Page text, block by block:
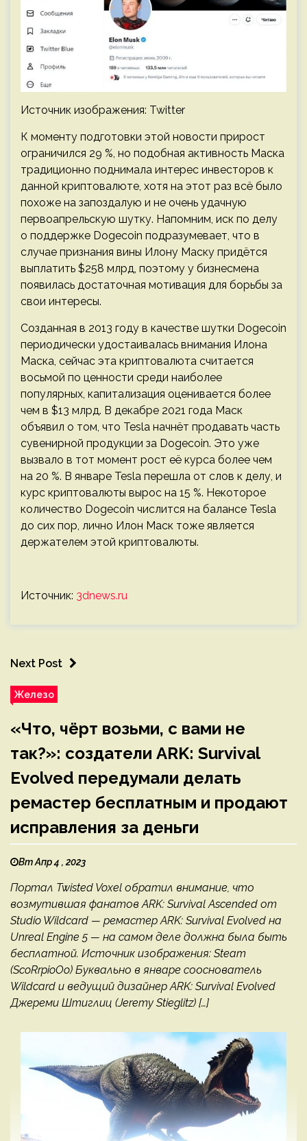
Источник изображения: Twitter
К моменту подготовки этой новости прирост
ограничился 29 %, но подобная активность Маска
традиционно поднимала интерес инвесторов к
данной криптовалюте, хотя на этот раз всё было
похоже на запоздалую и не очень удачную
первоапрельскую шутку. Напомним, иск по делу
о поддержке Dogecoin подразумевает, что в
случае признания вины Илону Маску придётся
выплатить $258 млрд, поэтому у бизнесмена
появилась достаточная мотивация для борьбы за
свои интересы.
Созданная в 2013 году в качестве шутки Dogecoin
периодически удостаивалась внимания Илона
Маска, сейчас эта криптовалюта считается
восьмой по ценности среди наиболее
популярных, капитализация оценивается более
чем в $13 млрд. В декабре 2021 года Маск
объявил о том, что Tesla начнёт продавать часть
сувенирной продукции за Dogecoin. Это уже
вызвало в тот момент рост её курса более чем
на 20 %. В январе Tesla перешла от слов к делу, и
курс криптовалюты вырос на 15 %. Некоторое
количество Dogecoin числится на балансе Tesla
до сих пор, лично Илон Маск тоже является
держателем этой криптовалюты.
Источник: 3dnews.ru
Next Post
Железо
«Что, чёрт возьми, с вами не
так?»: создатели ARK: Survival
Evolved передумали делать
ремастер бесплатным и продают
исправления за деньги
Вт Апр 4 , 2023
Портал Twisted Voxel обратил внимание, что
возмутившая фанатов ARK: Survival Ascended от
Studio Wildcard — ремастер ARK: Survival Evolved на
Unreal Engine 5 — на самом деле должна была быть
бесплатной. Источник изображения: Steam
(ScoRrpioOo) Буквально в январе сооснователь
Wildcard и ведущий дизайнер ARK: Survival Evolved
Джереми Штиглиц (Jeremy Stieglitz) […]